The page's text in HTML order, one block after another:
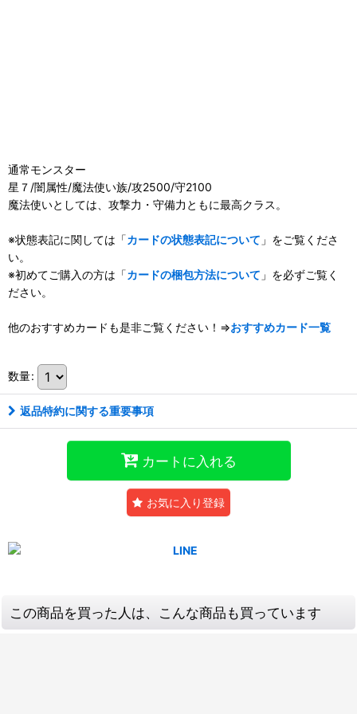
通常モンスター
星７/闇属性/魔法使い族/攻2500/守2100
魔法使いとしては、攻撃力・守備力ともに最高クラス。
※状態表記に関しては「カードの状態表記について 」をご覧くださ
い。
※初めてご購入の方は「カードの梱包方法について 」を必ずご覧く
ださい。
他のおすすめカードも是非ご覧ください！⇒おすすめカード一覧
数量:
返品特約に関する重要事項
カートに入れる
お気に入り登録
この商品を買った人は、こんな商品も買っています